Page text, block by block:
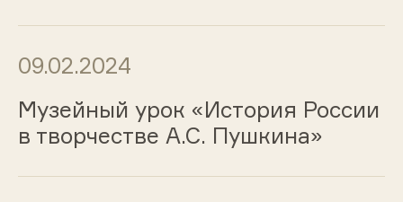
09.02.2024
Музейный урок «История России
в творчестве А.С. Пушкина»